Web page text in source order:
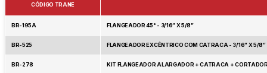
CÓDIGO TRANE
BR-195A FLANGEADOR 45° - 3/16” X 5/8”
BR-525 FLANGEADOR EXCÊNTRICO COM CATRACA - 3/16” X 5/8”
BR-278 KIT FLANGEADOR ALARGADOR + CATRACA +